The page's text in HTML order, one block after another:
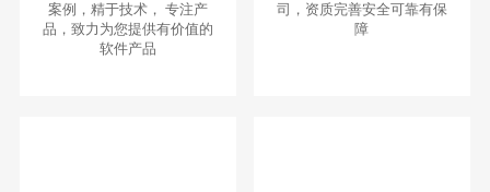
案例，精于技术， 专注产
品，致力为您提供有价值的
软件产品
司，资质完善安全可靠有保
障